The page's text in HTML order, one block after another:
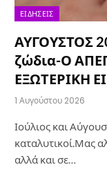
ΕΙΔΉΣΕΙΣ
ΑΥΓΟΥΣΤΟΣ
ζώδια-Ο
ΕΞΩΤΕΡΙΚΗ
1 Αυγούστου 2026
Ιούλιος και
καταλυτικοί.Μας
αλλά και σε…